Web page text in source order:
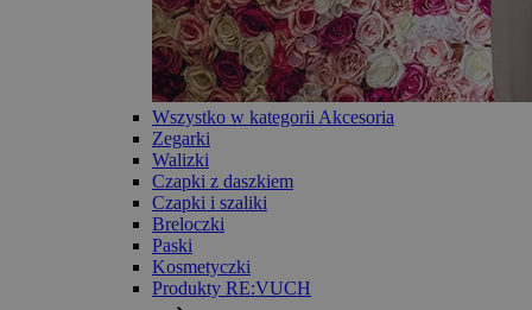
Wszystko w kategorii Akcesoria
Zegarki
Walizki
Czapki z daszkiem
Czapki i szaliki
Breloczki
Paski
Kosmetyczki
Produkty RE:VUCH